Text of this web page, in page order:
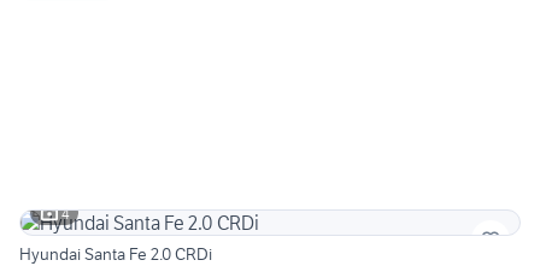
4
Hyundai Santa Fe 2.0 CRDi